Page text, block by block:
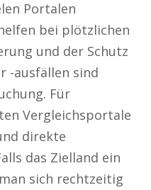
Portalen
bei plötzlichen
und der Schutz
-ausfällen sind
Für
Vergleichsportale
direkte
das Zielland ein
sich rechtzeitig